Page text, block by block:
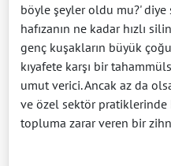
böyle şeyler oldu mu?'
hafızanın ne kadar hızlı
genç kuşakların büyük
kıyafete karşı bir
umut verici. Ancak az da
ve özel sektör pratiklerinde
topluma zarar veren bir